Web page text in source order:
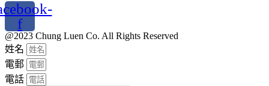
f
@2023 Chung Luen Co. All Rights Reserved
姓名
電郵
電話